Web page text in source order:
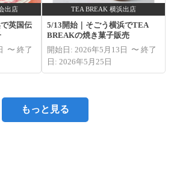
出店
英国伝
〜 終了
TEA BREAK 横浜出店
5/13開始｜そごう横浜でTEA
BREAKの焼き菓子販売
開始日: 2026年5月13日 〜 終了
日: 2026年5月25日
もっと見る